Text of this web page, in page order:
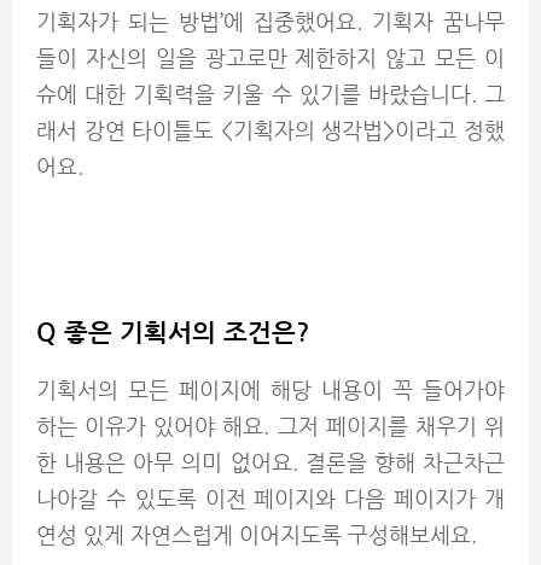
기획자가 되는 방법’에 집중했어요. 기획자 꿈나무
들이 자신의 일을 광고로만 제한하지 않고 모든 이
슈에 대한 기획력을 키울 수 있기를 바랐습니다. 그
래서 강연 타이틀도 <기획자의 생각법>이라고 정했
어요.
Q 좋은 기획서의 조건은?
기획서의 모든 페이지에 해당 내용이 꼭 들어가야
하는 이유가 있어야 해요. 그저 페이지를 채우기 위
한 내용은 아무 의미 없어요. 결론을 향해 차근차근
나아갈 수 있도록 이전 페이지와 다음 페이지가 개
연성 있게 자연스럽게 이어지도록 구성해보세요.